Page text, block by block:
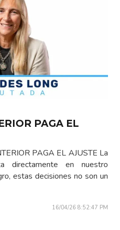
PAGA EL
PAGA EL AJUSTE La
directamente en nuestro
estas decisiones no son un
16/04/26 8:52:47 PM